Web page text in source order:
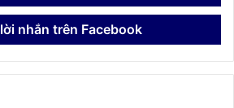
nhắn trên Facebook